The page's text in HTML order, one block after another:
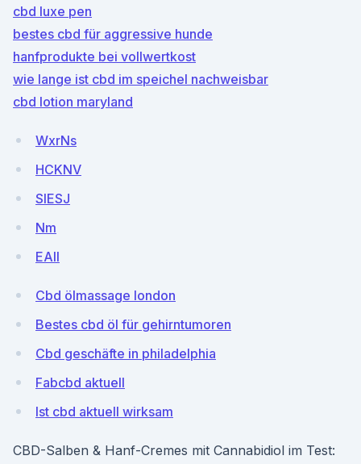
cbd luxe pen
bestes cbd für aggressive hunde
hanfprodukte bei vollwertkost
wie lange ist cbd im speichel nachweisbar
cbd lotion maryland
WxrNs
HCKNV
SlESJ
Nm
EAIl
Cbd ölmassage london
Bestes cbd öl für gehirntumoren
Cbd geschäfte in philadelphia
Fabcbd aktuell
Ist cbd aktuell wirksam
CBD-Salben & Hanf-Cremes mit Cannabidiol im Test: